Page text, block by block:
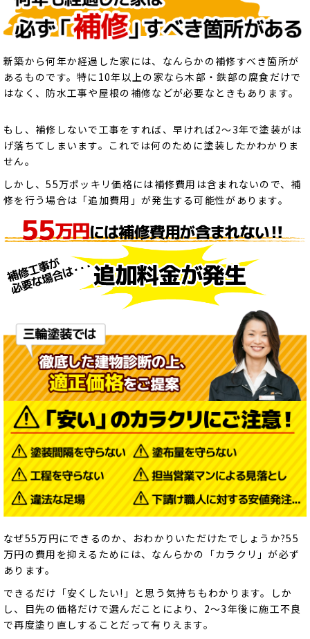
新築から何年か経過した家には、なんらかの補修すべき箇所が
あるものです。特に10年以上の家なら木部・鉄部の腐食だけで
はなく、防水工事や屋根の補修などが必要なときもあります。
もし、補修しないで工事をすれば、早ければ2～3年で塗装がは
げ落ちてしまいます。これでは何のために塗装したかわかりま
せん。
しかし、55万ポッキリ価格には補修費用は含まれないので、補
修を行う場合は「追加費用」が発生する可能性があります。
なぜ55万円にできるのか、おわかりいただけたでしょうか?55
万円の費用を抑えるためには、なんらかの「カラクリ」が必ず
あります。
できるだけ「安くしたい!」と思う気持ちもわかります。しか
し、目先の価格だけで選んだことにより、2～3年後に施工不良
で再度塗り直しすることだって有りえます。